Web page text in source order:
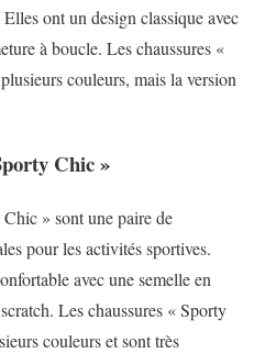
Elles ont un design classique avec
à boucle. Les chaussures «
couleurs, mais la version
Chic »
» sont une paire de
pour les activités sportives.
avec une semelle en
Les chaussures « Sporty
couleurs et sont très